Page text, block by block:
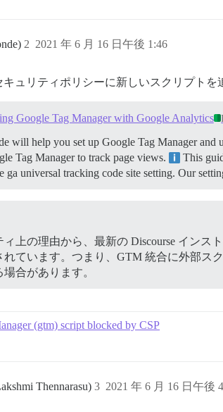
2021 年 6 月 16 日午後 1:46
2
キュリティポリシーに新しいスクリプトを
Google Tag Manager with Google Analytics
will help you set up Google Tag Manager
Tag Manager to track page views.
This
ga universal tracking code site setting. Our
ィ上の理由から、最新の Discourse インス
れています。つまり、GTM 統合に外部ス
合があります。
(gtm) script blocked by CSP
Thennarasu) 2021 年 6 月 16 日午後
3